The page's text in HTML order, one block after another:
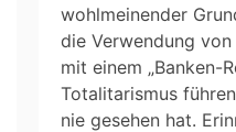
wohlmeinender
die Verwendung
mit einem „Banken-
Totalitarismus
nie gesehen hat.